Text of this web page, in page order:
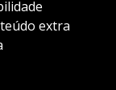
extra